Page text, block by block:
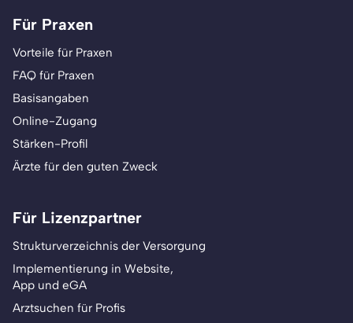
Für Praxen
Vorteile für Praxen
FAQ für Praxen
Basisangaben
Online-Zugang
Stärken-Profil
Ärzte für den guten Zweck
Für Lizenzpartner
Strukturverzeichnis der Versorgung
Implementierung in Website,
App und eGA
Arztsuchen für Profis